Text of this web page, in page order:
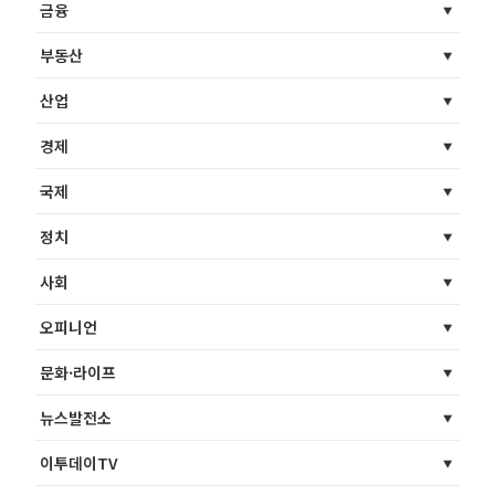
금융
부동산
산업
경제
국제
정치
사회
오피니언
문화·라이프
뉴스발전소
이투데이TV